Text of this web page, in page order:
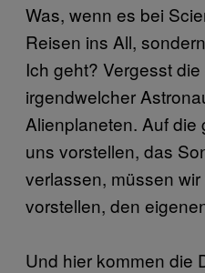
Was, wenn es bei
Reisen ins All,
Ich geht? Vergesst
irgendwelcher
Alienplaneten. Auf die
uns vorstellen, das
verlassen, müssen
vorstellen, den
Und hier kommen die